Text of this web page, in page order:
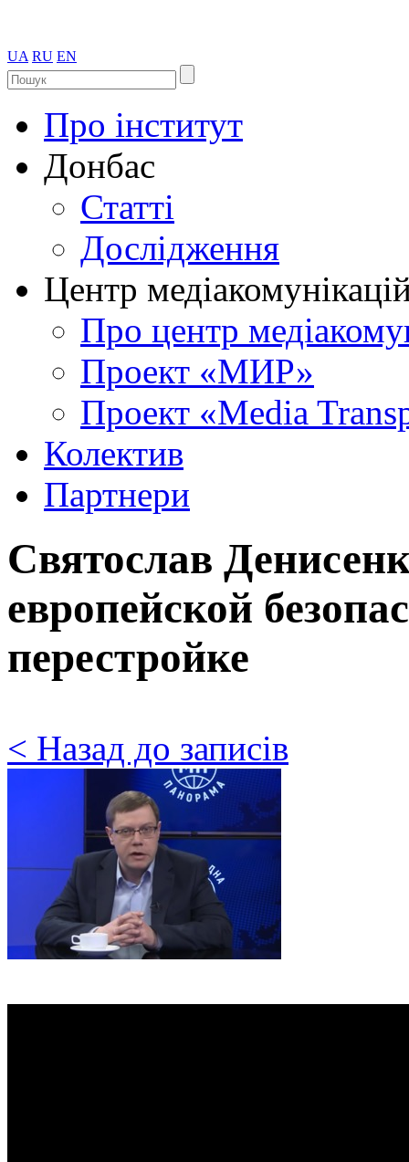
UA RU EN
Про інститут
Донбас
Статті
Дослідження
Центр
Про центр
Проект «МИР»
Проект «Media
Колектив
Партнери
Святослав
европейской
перестройке
< Назад до записів